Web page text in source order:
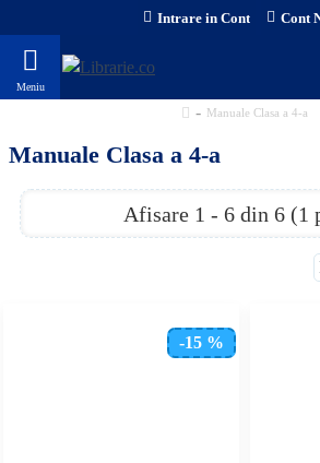
Intrare in Cont Cont
Manuale Clasa a 4-a
Manuale Clasa a 4-a
Afisare 1 - 6 din 6 (1
-15 %